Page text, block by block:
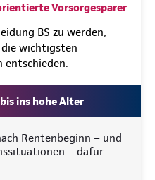
Vorsorgesparer
BS zu werden,
wichtigsten
entschieden.
ins hohe Alter
Rentenbeginn – und
– dafür